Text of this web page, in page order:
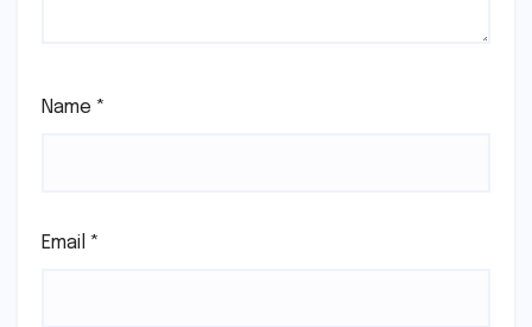
Name *
Email *